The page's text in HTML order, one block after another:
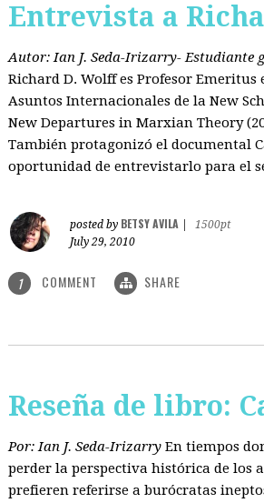
Entrevista a
Autor: Ian J. Seda-Irizarry- Estudiante
Richard D. Wolff es Profesor
Asuntos Internacionales de la New
New Departures in Marxian Theory
También protagonizó el documental
oportunidad de entrevistarlo para el
posted by BETSY AVILA
1500pt
July 29, 2010
1 COMMENT SHARE
Reseña de libro:
Por: Ian J. Seda-Irizarry En tiempos
perder la perspectiva histórica de los
prefieren referirse a burócratas